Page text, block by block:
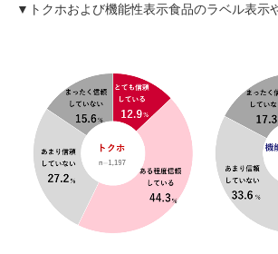
▼トクホおよび機能性表示食品のラベル表示